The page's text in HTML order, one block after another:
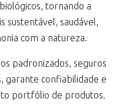
tornando a
sustentável, saudável,
com a natureza.
padronizados, seguros
garante confiabilidade e
portfólio de produtos.